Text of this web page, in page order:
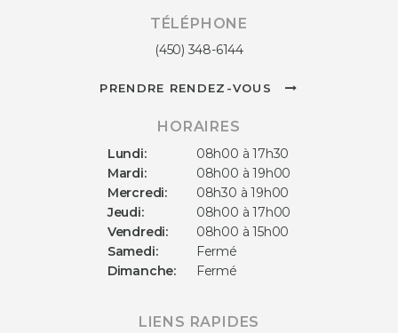
TÉLÉPHONE
(450) 348-6144
PRENDRE RENDEZ-VOUS
HORAIRES
Lundi:
08h00 à 17h30
Mardi:
08h00 à 19h00
Mercredi:
08h30 à 19h00
Jeudi:
08h00 à 17h00
Vendredi:
08h00 à 15h00
Samedi:
Fermé
Dimanche:
Fermé
LIENS RAPIDES